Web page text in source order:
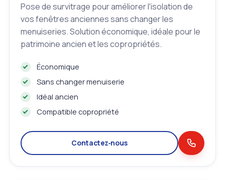
Pose de survitrage pour améliorer l'isolation de
vos fenêtres anciennes sans changer les
menuiseries. Solution économique, idéale pour le
patrimoine ancien et les copropriétés.
Économique
Sans changer menuiserie
Idéal ancien
Compatible copropriété
Contactez‑nous